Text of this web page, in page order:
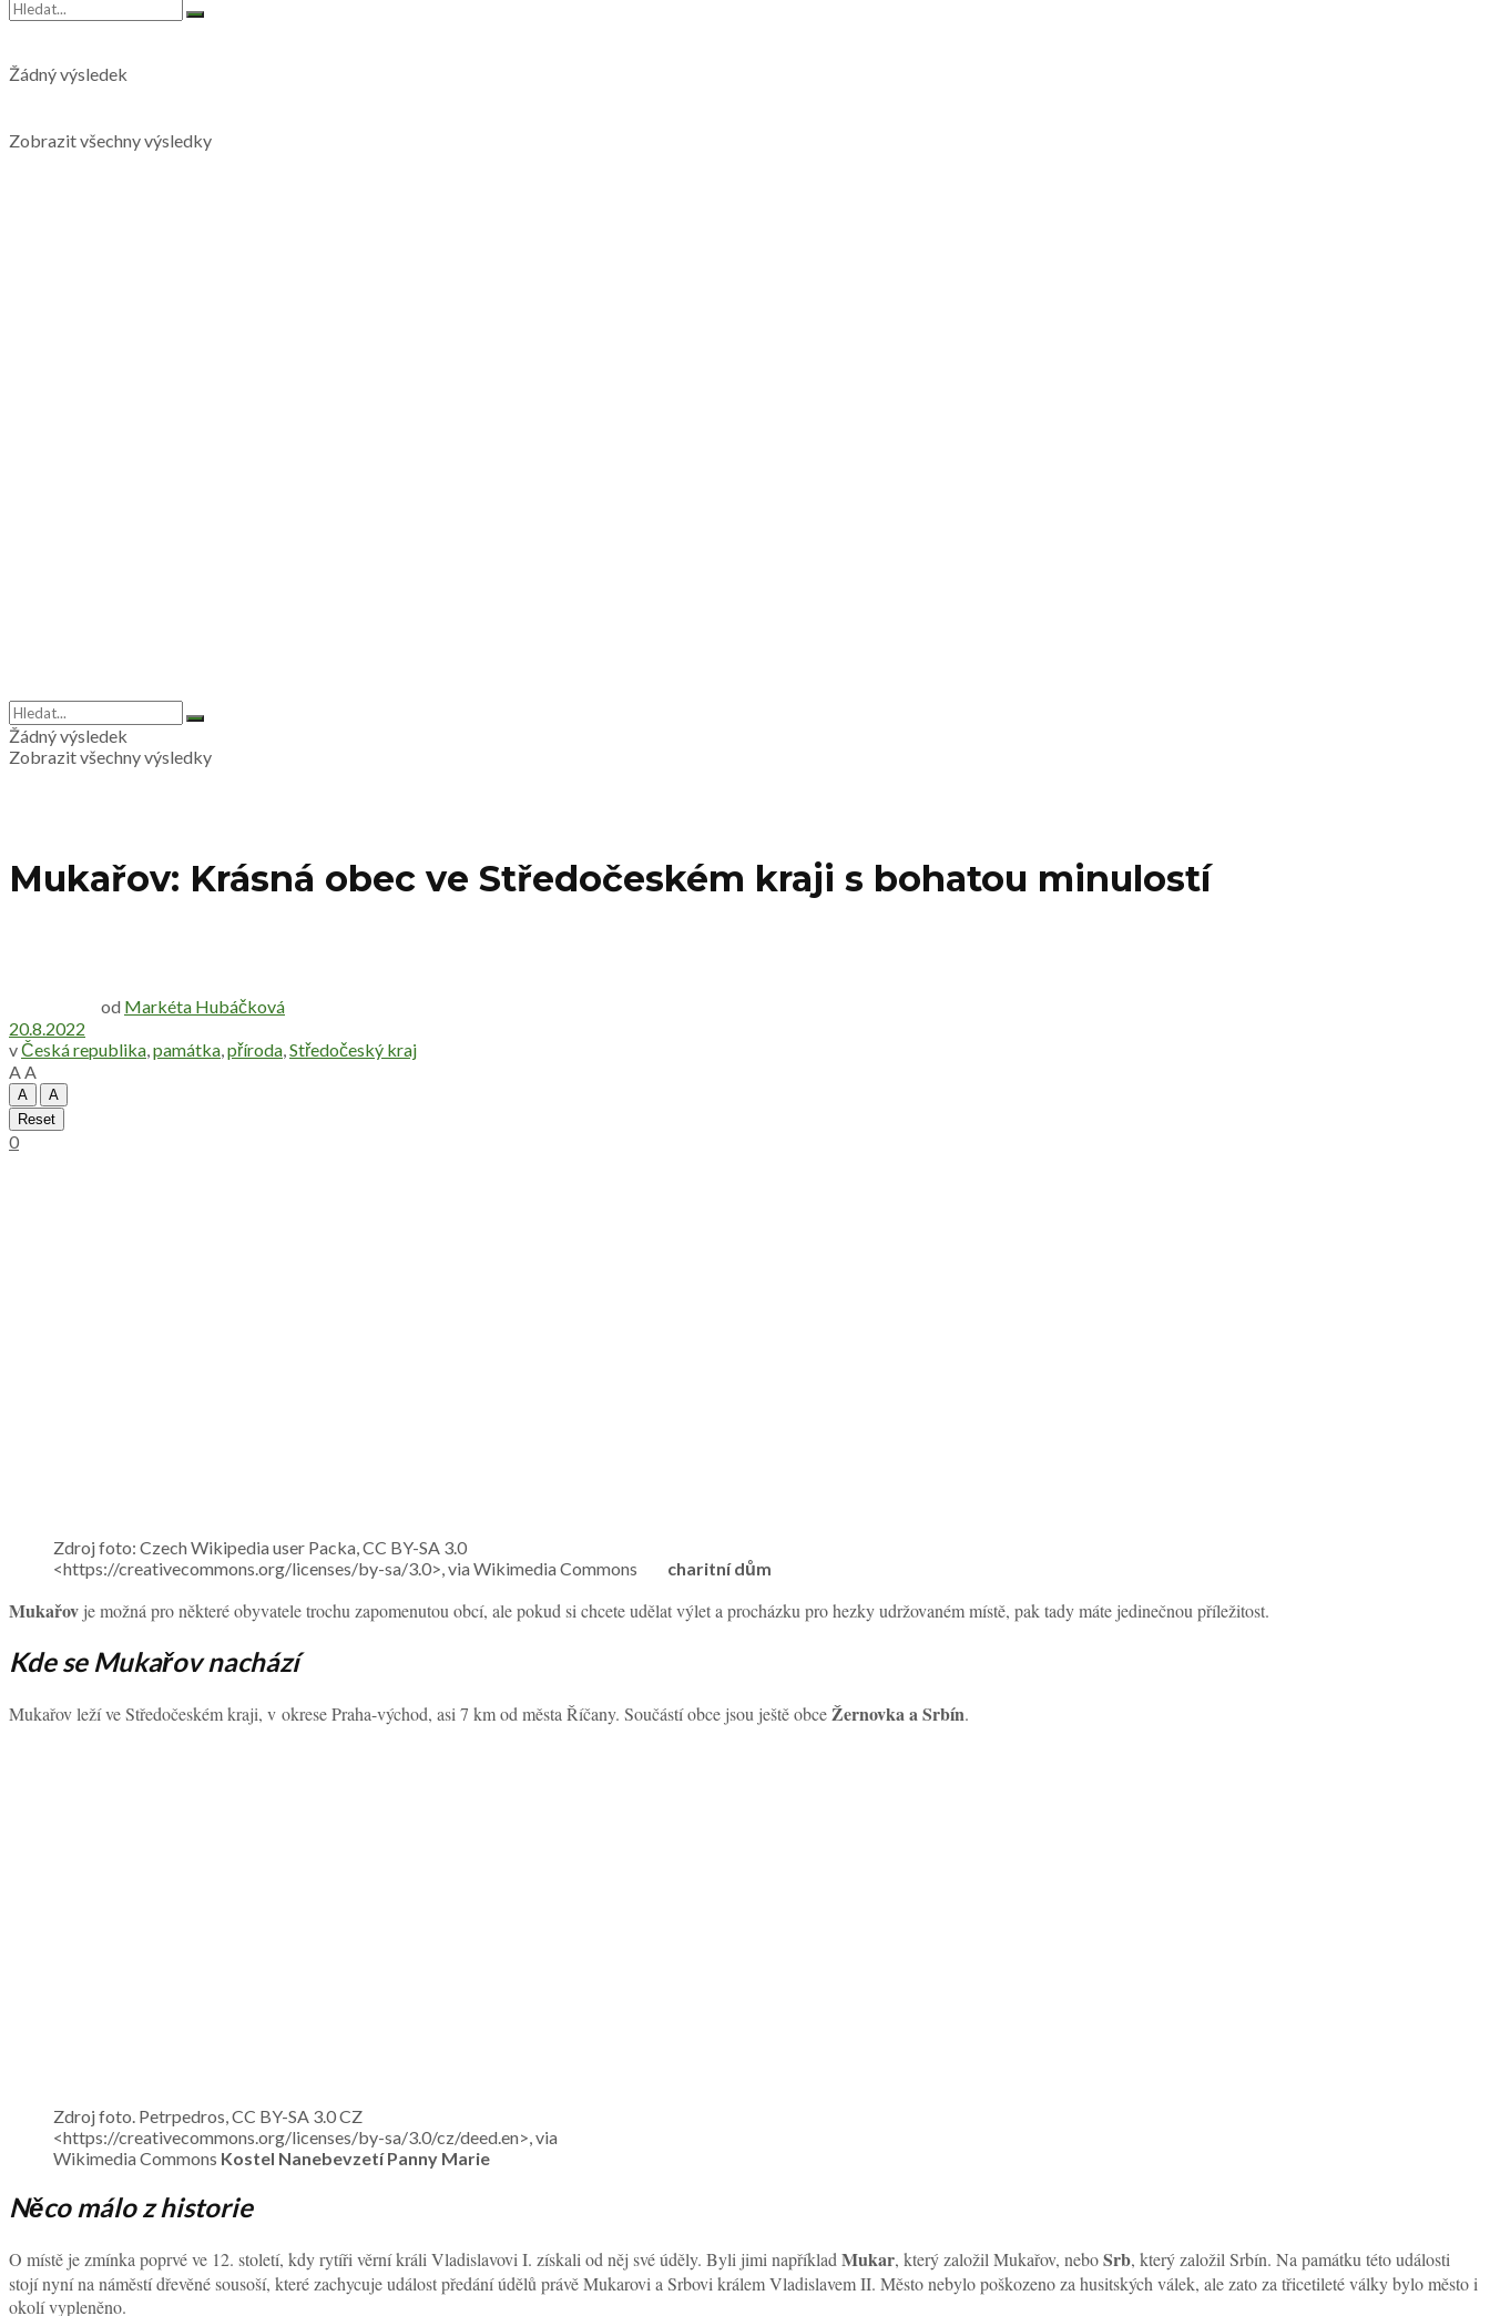
Žádný výsledek
Zobrazit všechny výsledky
Žádný výsledek
Zobrazit všechny výsledky
Mukařov: Krásná obec ve Středočeském kraji s bohatou minulostí
od Markéta Hubáčková
20.8.2022
vČeská republika,památka,příroda,Středočeský kraj
AA
A
A
Reset
0
Zdroj foto: Czech Wikipedia user Packa, CC BY-SA 3.0
<https://creativecommons.org/licenses/by-sa/3.0>, via Wikimedia Commons charitní dům
Mukařov je možná pro některé obyvatele trochu zapomenutou obcí, ale pokud si chcete udělat výlet a procházku pro hezky udržovaném místě, pak tady máte jedinečnou příležitost.
Kde se Mukařov nachází
Mukařov leží ve Středočeském kraji, v okrese Praha-východ, asi 7 km od města Říčany. Součástí obce jsou ještě obceŽernovka a Srbín.
Zdroj foto. Petrpedros, CC BY-SA 3.0 CZ
<https://creativecommons.org/licenses/by-sa/3.0/cz/deed.en>, via
Wikimedia Commons Kostel Nanebevzetí Panny Marie
Něco málo z historie
O místě je zmínka poprvé ve 12. století, kdy rytíři věrní králi Vladislavovi I. získali od něj své úděly. Byli jimi například Mukar, který založil Mukařov, neboSrb, který založil Srbín. Na památku této události
stojí nyní na náměstí dřevěné sousoší, které zachycuje událost předání údělů právě Mukarovi a Srbovi králem Vladislavem II. Město nebylo poškozeno za husitských válek, ale zato za třicetileté války bylo město i
okolí vypleněno.